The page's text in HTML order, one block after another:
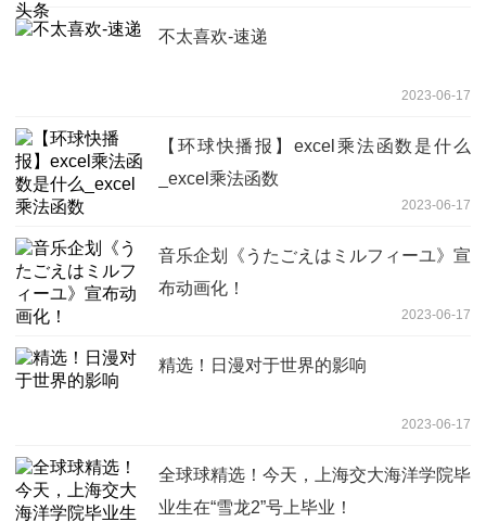
不太喜欢-速递
2023-06-17
【环球快播报】excel乘法函数是什么
_excel乘法函数
2023-06-17
音乐企划《うたごえはミルフィーユ》宣
布动画化！
2023-06-17
精选！日漫对于世界的影响
2023-06-17
全球球精选！今天，上海交大海洋学院毕
业生在“雪龙2”号上毕业！